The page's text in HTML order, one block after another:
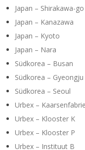
Japan – Shirakawa-go
Japan – Kanazawa
Japan – Kyoto
Japan – Nara
Südkorea – Busan
Südkorea – Gyeongju
Südkorea – Seoul
Urbex –
Urbex – Klooster K
Urbex – Klooster P
Urbex – Instituut B